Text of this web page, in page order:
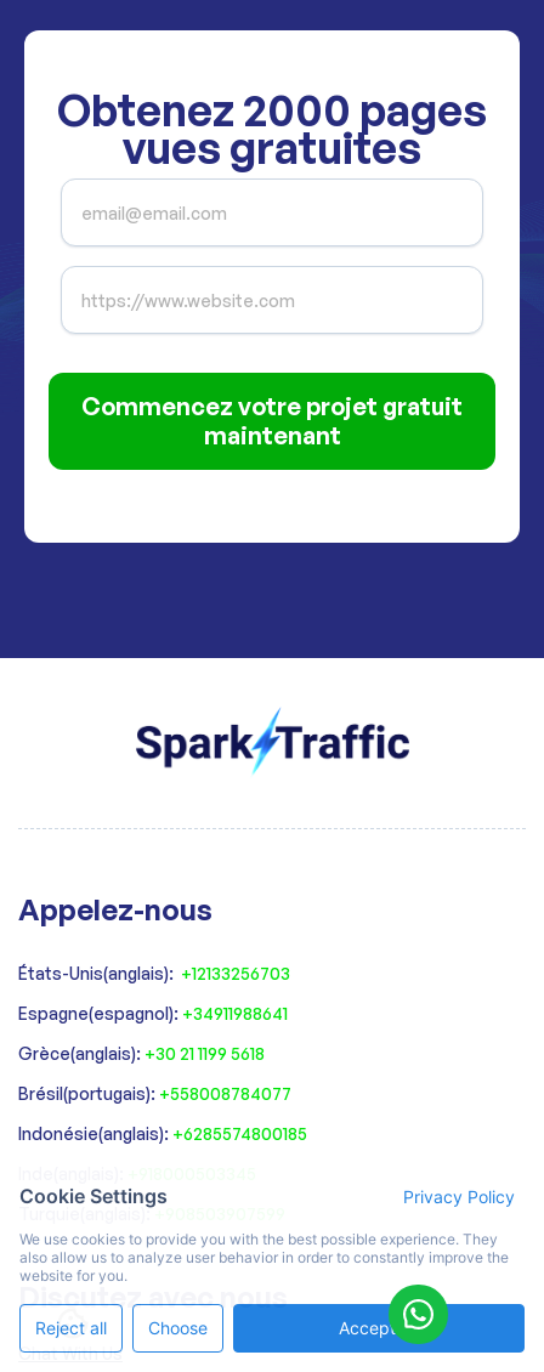
Obtenez 2000 pages
vues gratuites
Commencez votre projet gratuit
maintenant
Appelez-nous
États-Unis(anglais): +12133256703
Espagne(espagnol): +34911988641
‍Grèce(anglais): +30 21 1199 5618
‍Brésil(portugais): +558008784077‍
‍Indonésie(anglais): +6285574800185
Turquie(anglais):
Discutez avec nous
Chat With Us
Cookie Settings Privacy Policy
We use cookies to provide you with the best possible experience. They
also allow us to analyze user behavior in order to constantly improve the
website for you.
Reject all Choose Accept All